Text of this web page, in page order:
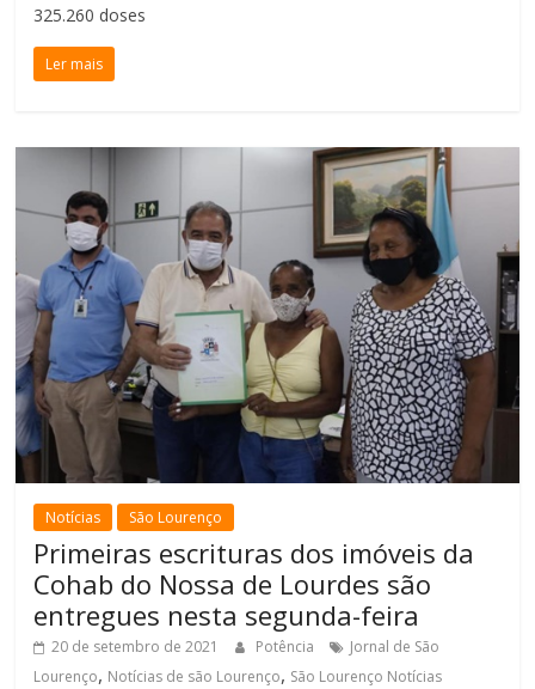
325.260 doses
Ler mais
Notícias São Lourenço
Primeiras escrituras dos imóveis da
Cohab do Nossa de Lourdes são
entregues nesta segunda-feira
20 de setembro de 2021 Potência
Jornal de São
Lourenço, Notícias de são Lourenço, São Lourenço Notícias